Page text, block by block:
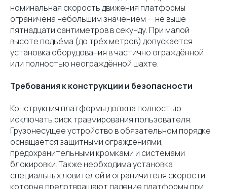
номинальная скорость движения платформы
ограничена небольшим значением — не выше
пятнадцати сантиметров в секунду. При малой
высоте подъёма (до трёх метров) допускается
установка оборудования в частично ограждённой
или полностью неограждённой шахте.
Требования к конструкции и безопасности
Конструкция платформы должна полностью
исключать риск травмирования пользователя.
Грузонесущее устройство в обязательном порядке
оснащается защитными ограждениями,
предохранительными кромками и системами
блокировки. Также необходима установка
специальных ловителей и ограничителя скорости,
которые предотвращают падение платформы при